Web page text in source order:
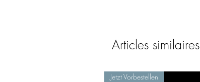
Articles similaires
Jetzt Vorbestellen